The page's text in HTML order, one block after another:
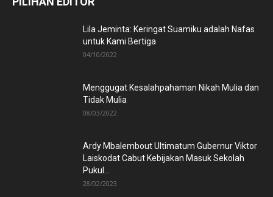
Lila Jeminta: Keringat Suamiku adalah Nafas
untuk Kami Bertiga
04/10/2022
Menggugat Kesalahpahaman Nikah Mulia dan
Tidak Mulia
08/03/2022
Ardy Mbalembout Ultimatum Gubernur Viktor
Laiskodat Cabut Kebijakan Masuk Sekolah
Pukul...
28/02/2023